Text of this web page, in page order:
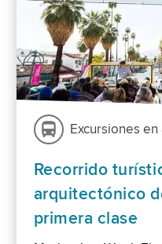
Excursiones
Recorrido
arquitectónico
primera clase